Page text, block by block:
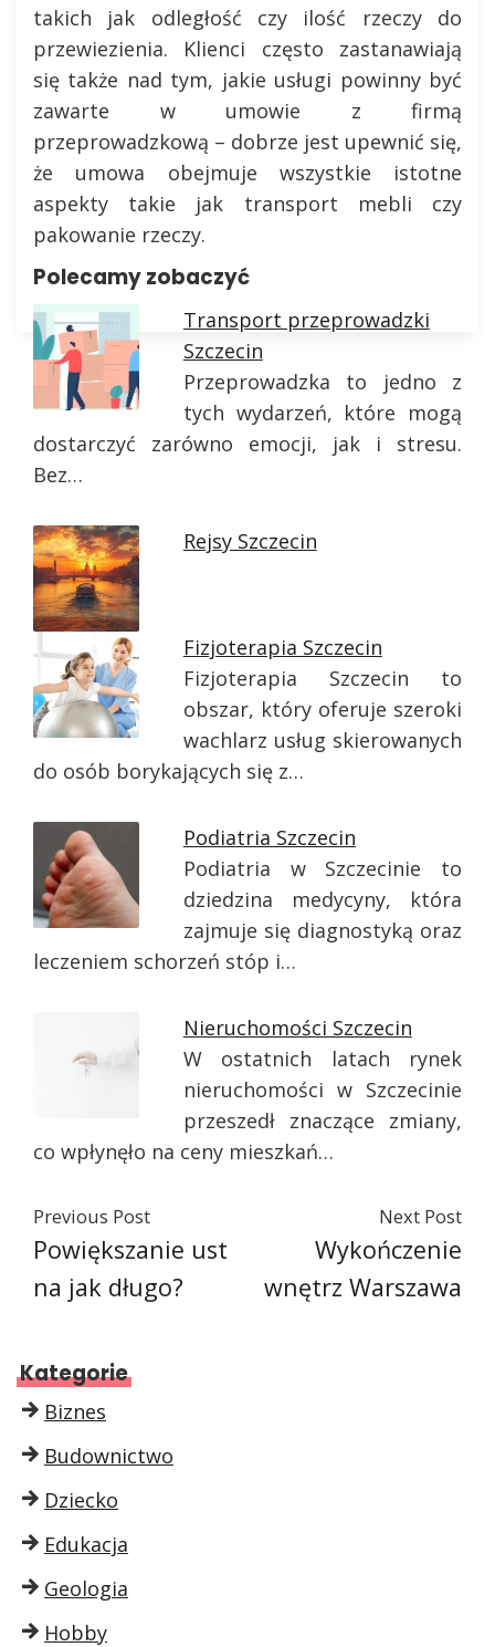
takich jak odległość czy ilość rzeczy do
przewiezienia. Klienci często zastanawiają
się także nad tym, jakie usługi powinny być
zawarte w umowie z firmą
przeprowadzkową – dobrze jest upewnić się,
że umowa obejmuje wszystkie istotne
aspekty takie jak transport mebli czy
pakowanie rzeczy.
Polecamy zobaczyć
Transport przeprowadzki
Szczecin
Przeprowadzka to jedno z
tych wydarzeń, które mogą
dostarczyć zarówno emocji, jak i stresu.
Bez…
Rejsy Szczecin
Fizjoterapia Szczecin
Fizjoterapia Szczecin to
obszar, który oferuje szeroki
wachlarz usług skierowanych
do osób borykających się z…
Podiatria Szczecin
Podiatria w Szczecinie to
dziedzina medycyny, która
zajmuje się diagnostyką oraz
leczeniem schorzeń stóp i…
Nieruchomości Szczecin
W ostatnich latach rynek
nieruchomości w Szczecinie
przeszedł znaczące zmiany,
co wpłynęło na ceny mieszkań…
Previous Post
Powiększanie ust
na jak długo?
Next Post
Wykończenie
wnętrz Warszawa
Kategorie
Biznes
Budownictwo
Dziecko
Edukacja
Geologia
Hobby